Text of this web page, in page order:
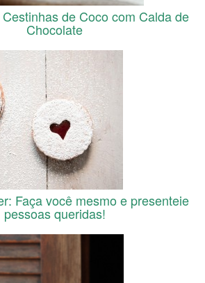
de Coco com Calda de
Chocolate
Faça você mesmo e presenteie
pessoas queridas!